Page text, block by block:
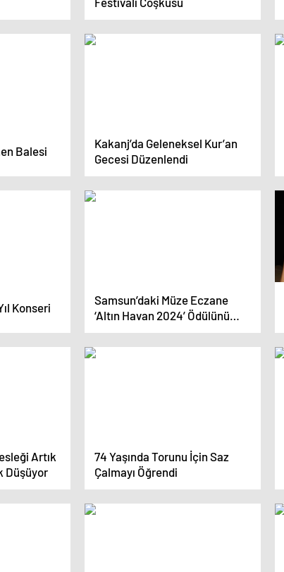
Balesi
Kakanj’da Geleneksel Kur’an
Gecesi Düzenlendi
Konseri
Samsun’daki Müze Eczane
‘Altın Havan 2024’ Ödülünü
Kazandı
Artık
Düşüyor
74 Yaşında Torunu İçin Saz
Çalmayı Öğrendi